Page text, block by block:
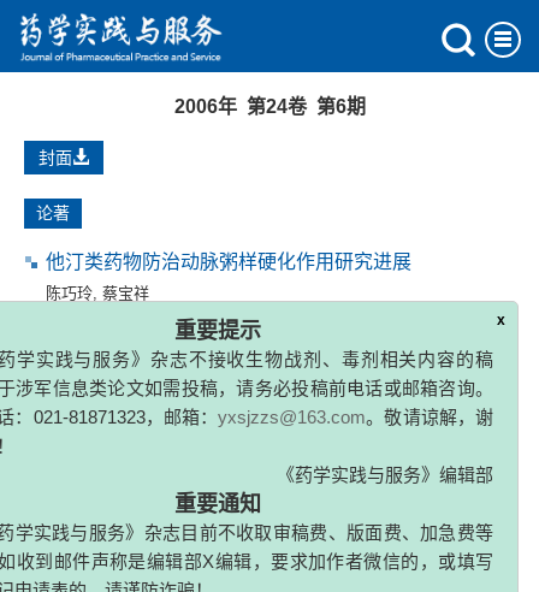
x
重要提示
学实践与服务》杂志不接收生物战剂、毒剂相关内容的稿
涉军信息类论文如需投稿，请务必投稿前电话或邮箱咨询。
：021-81871323，邮箱：yxsjzzs@163.com。敬请谅解，谢
重要通知
学实践与服务》杂志目前不收取审稿费、版面费、加急费等
收到邮件声称是编辑部X编辑，要求加作者微信的，或填写
申请表的，请谨防诈骗！
2006年 第24卷 第6期
封面
论著
他汀类药物防治动脉粥样硬化作用研究进展
陈巧玲 蔡宝祥
戒毒药物研究进展
高源, 梁爽 ,陈海生,王厚鹏
治疗骨质疏松症药物及其不良反应
潘理平,曾茜
2006, (6): 328-330.